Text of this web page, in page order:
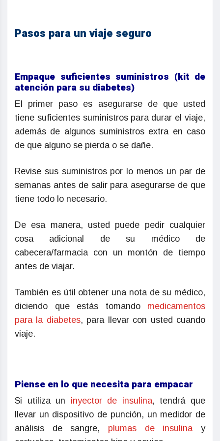
Pasos para un viaje seguro
Empaque suficientes suministros (kit de
atención para su diabetes)
El primer paso es asegurarse de que usted
tiene suficientes suministros para durar el viaje,
además de algunos suministros extra en caso
de que alguno se pierda o se dañe.
Revise sus suministros por lo menos un par de
semanas antes de salir para asegurarse de que
tiene todo lo necesario.
De esa manera, usted puede pedir cualquier
cosa adicional de su médico de
cabecera/farmacia con un montón de tiempo
antes de viajar.
También es útil obtener una nota de su médico,
diciendo que estás tomando medicamentos
para la diabetes, para llevar con usted cuando
viaje.
Piense en lo que necesita para empacar
Si utiliza un inyector de insulina, tendrá que
llevar un dispositivo de punción, un medidor de
análisis de sangre, plumas de insulinay